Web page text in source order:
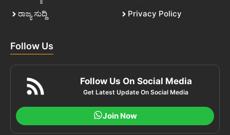
ರಾಜ್ಯ ಸುದ್ದಿ
Privacy Policy
Follow Us
Follow Us On Social Media
Get Latest Update On Social Media
Join Now